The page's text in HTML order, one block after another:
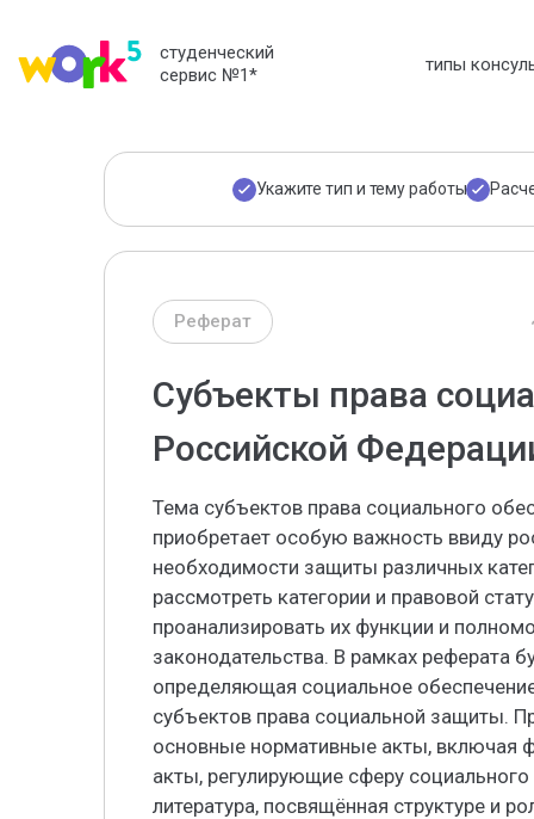
студенческий
сервис №1* типы
Укажите тип и тему работы
Реферат
Субъекты права
Российской
Тема субъектов права социального
приобретает особую важность ввиду
необходимости защиты различных
рассмотреть категории и правовой
проанализировать их функции и
законодательства. В рамках реферата
определяющая социальное
субъектов права социальной защиты.
основные нормативные акты, включая
акты, регулирующие сферу
литература, посвящённая структуре и